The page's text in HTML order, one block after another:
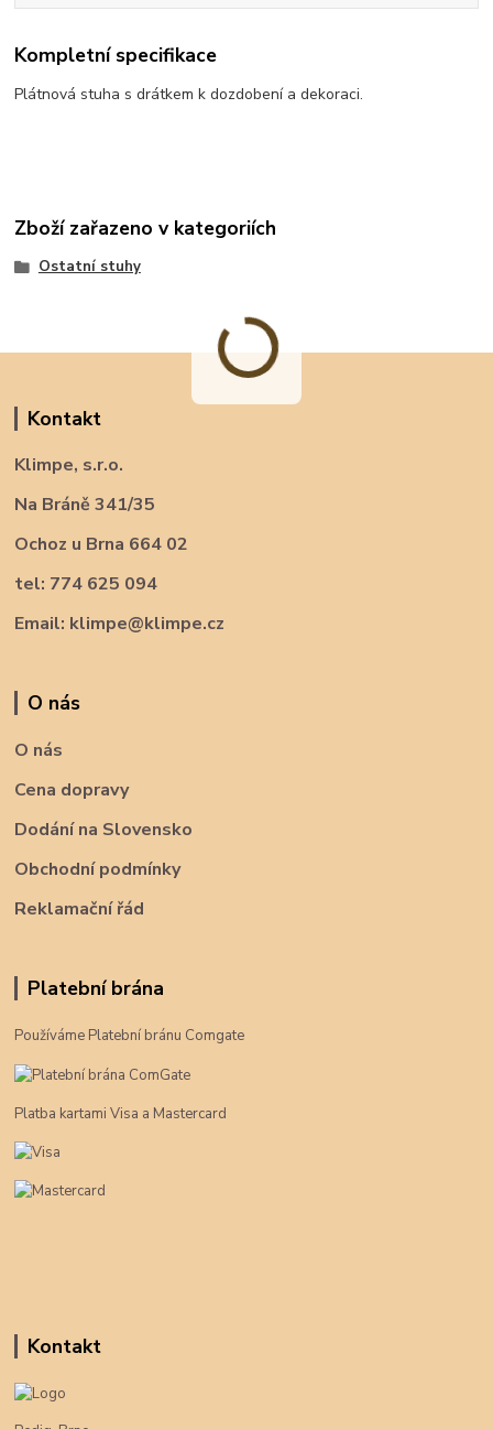
Kompletní specifikace
Plátnová stuha s drátkem k dozdobení a dekoraci.
Zboží zařazeno v kategoriích
Ostatní stuhy
Kontakt
Klimpe, s.r.o.
Na Bráně 341/35
Ochoz u Brna 664 02
tel: 774 625 094
Email: klimpe@klimpe.cz
O nás
O nás
Cena dopravy
Dodání na Slovensko
Obchodní podmínky
Reklamační řád
Platební brána
Používáme Platební bránu Comgate
Platba kartami Visa a Mastercard
Kontakt